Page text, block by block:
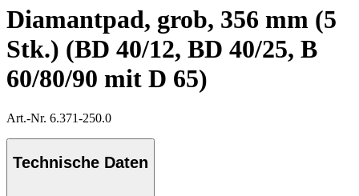
Diamantpad, grob, 356 mm (5
Stk.) (BD 40/12, BD 40/25, B
60/80/90 mit D 65)
Art.-Nr. 6.371-250.0
Technische Daten